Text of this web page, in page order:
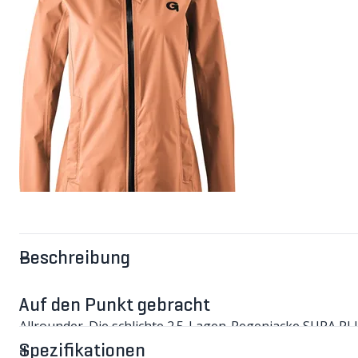
Beschreibung
Auf den Punkt gebracht
Allrounder. Die schlichte 2.5-Lagen-Regenjacke SURA
vor Regen und Wind. Das Modell ist auch in grossen
Spezifikationen